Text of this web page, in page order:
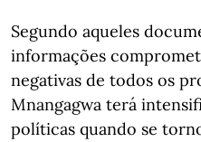
Segundo aqueles
informações
negativas de todos os
Mnangagwa terá
políticas quando se